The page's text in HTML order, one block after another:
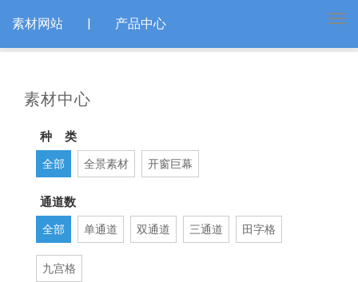
素材网站 | 产品中心
素材中心
种 类
全部 全景素材 开窗巨幕
通道数
全部 单通道 双通道 三通道 田字格
九宫格